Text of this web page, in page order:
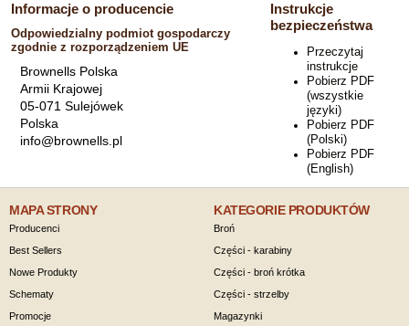
Informacje o producencie
Odpowiedzialny podmiot gospodarczy
zgodnie z rozporządzeniem UE
Brownells Polska
Armii Krajowej
05-071 Sulejówek
Polska
info@brownells.pl
Instrukcje
bezpieczeństwa
Przeczytaj
instrukcje
Pobierz PDF
(wszystkie
języki)
Pobierz PDF
(Polski)
Pobierz PDF
(English)
MAPA STRONY
Producenci
Best Sellers
Nowe Produkty
Schematy
Promocje
KATEGORIE PRODUKTÓW
Broń
Części - karabiny
Części - broń krótka
Części - strzelby
Magazynki